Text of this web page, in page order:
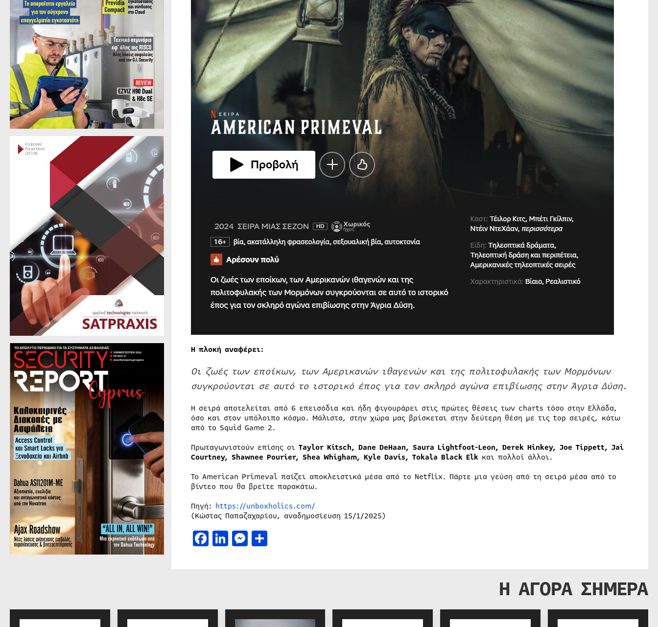
Η πλοκή αναφέρει:
Οι ζωές των εποίκων, των Αμερικανών ιθαγενών και της πολιτοφυλακής των Μορμόνων
συγκρούονται σε αυτό το ιστορικό έπος για τον σκληρό αγώνα επιβίωσης στην Άγρια Δύση.
Η σειρά αποτελείται από 6 επεισόδια και ήδη φιγουράρει στις πρώτες θέσεις των charts τόσο στην Ελλάδα,
όσο και στον υπόλοιπο κόσμο. Μάλιστα, στην χώρα μας βρίσκεται στην δεύτερη θέση με τις top σειρές, κάτω
από το Squid Game 2.
Πρωταγωνιστούν επίσης οι Taylor Kitsch, Dane DeHaan, Saura Lightfoot-Leon, Derek Hinkey, Joe Tippett, Jai
Courtney, Shawnee Pourier, Shea Whigham, Kyle Davis, Tokala Black Elkκαι πολλοί άλλοι.
Το American Primeval παίζει αποκλειστικά μέσα από το Netflix. Πάρτε μια γεύση από τη σειρά μέσα από το
βίντεο που θα βρείτε παρακάτω.
Πηγή: https://unboxholics.com/
(Κώστας Παπαζαχαρίου, αναδημοσίευση 15/1/2025)
Facebook
LinkedIn
Messenger
Μοιραστείτε
Η ΑΓΟΡΑ ΣΗΜΕΡΑ